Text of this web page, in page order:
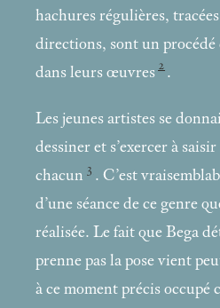
hachures régulières,
directions, sont un procédé
dans leurs œuvres 2 .
Les jeunes artistes se
dessiner et s’exercer à
chacun 3 . C’est
d’une séance de ce genre
réalisée. Le fait que Bega
prenne pas la pose vient
à ce moment précis occupé